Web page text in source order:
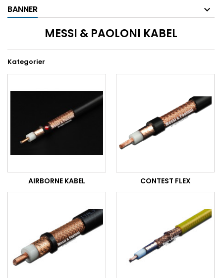
BANNER
MESSI & PAOLONI KABEL
Kategorier
AIRBORNE KABEL CONTEST FLEX